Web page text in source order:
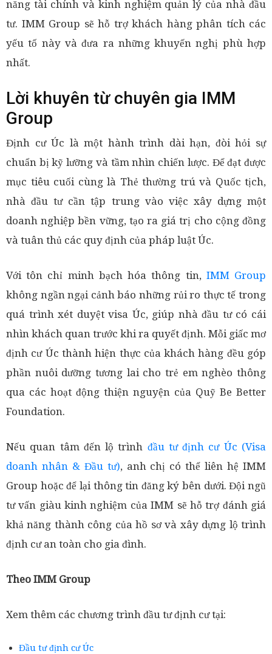
năng tài chính và kinh nghiệm quản lý của nhà đầu
tư. IMM Group sẽ hỗ trợ khách hàng phân tích các
yếu tố này và đưa ra những khuyến nghị phù hợp
nhất.
Lời khuyên từ chuyên gia IMM
Group
Định cư Úc là một hành trình dài hạn, đòi hỏi sự
chuẩn bị kỹ lưỡng và tầm nhìn chiến lược. Để đạt được
mục tiêu cuối cùng là Thẻ thường trú và Quốc tịch,
nhà đầu tư cần tập trung vào việc xây dựng một
doanh nghiệp bền vững, tạo ra giá trị cho cộng đồng
và tuân thủ các quy định của pháp luật Úc.
Với tôn chỉ minh bạch hóa thông tin, IMM Group
không ngần ngại cảnh báo những rủi ro thực tế trong
quá trình xét duyệt visa Úc, giúp nhà đầu tư có cái
nhìn khách quan trước khi ra quyết định. Mỗi giấc mơ
định cư Úc thành hiện thực của khách hàng đều góp
phần nuôi dưỡng tương lai cho trẻ em nghèo thông
qua các hoạt động thiện nguyện của Quỹ Be Better
Foundation.
Nếu quan tâm đến lộ trình đầu tư định cư Úc (Visa
doanh nhân & Đầu tư), anh chị có thể liên hệ IMM
Group hoặc để lại thông tin đăng ký bên dưới. Đội ngũ
tư vấn giàu kinh nghiệm của IMM sẽ hỗ trợ đánh giá
khả năng thành công của hồ sơ và xây dựng lộ trình
định cư an toàn cho gia đình.
Theo IMM Group
Xem thêm các chương trình đầu tư định cư tại:
Đầu tư định cư Úc